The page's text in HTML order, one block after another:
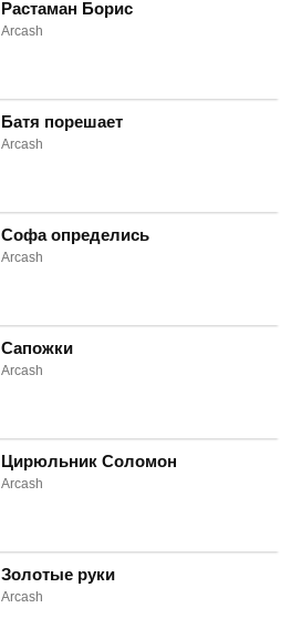
Растаман Борис
Arcash
Батя порешает
Arcash
Софа определись
Arcash
Сапожки
Arcash
Цирюльник Соломон
Arcash
Золотые руки
Arcash